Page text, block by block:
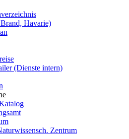
Havarie)
(Dienste intern)
Zentrum